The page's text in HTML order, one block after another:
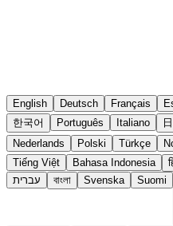
English Deutsch Français
한국어
Português Italiano
Nederlands
Polski Türkçe
Tiếng Việt
Bahasa Indonesia
עברית
বাংলা Svenska Suomi